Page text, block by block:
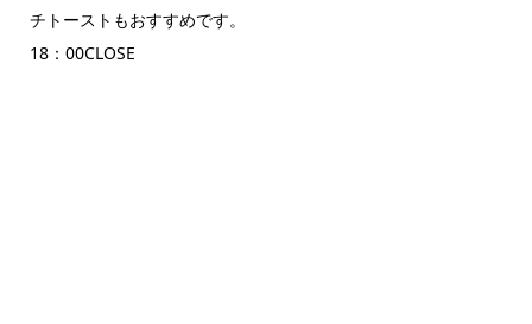
チトーストもおすすめです。
18：00CLOSE